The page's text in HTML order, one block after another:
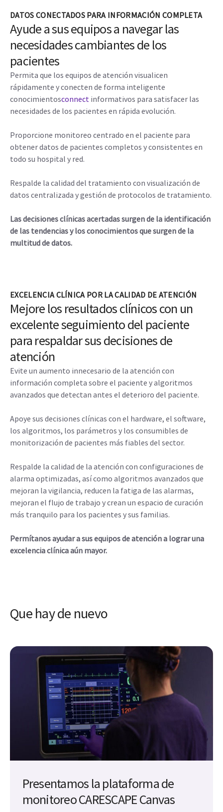
DATOS CONECTADOS PARA INFORMACIÓN COMPLETA
Ayude a sus equipos a navegar las
necesidades cambiantes de los
pacientes
Permita que los equipos de atención visualicen
rápidamente y conecten de forma inteligente
conocimientosconnect informativos para satisfacer las
necesidades de los pacientes en rápida evolución.
Proporcione monitoreo centrado en el paciente para
obtener datos de pacientes completos y consistentes en
todo su hospital y red.
Respalde la calidad del tratamiento con visualización de
datos centralizada y gestión de protocolos de tratamiento.
Las decisiones clínicas acertadas surgen de la identificación
de las tendencias y los conocimientos que surgen de la
multitud de datos.
EXCELENCIA CLÍNICA POR LA CALIDAD DE ATENCIÓN
Mejore los resultados clínicos con un
excelente seguimiento del paciente
para respaldar sus decisiones de
atención
Evite un aumento innecesario de la atención con
información completa sobre el paciente y algoritmos
avanzados que detectan antes el deterioro del paciente.
Apoye sus decisiones clínicas con el hardware, el software,
los algoritmos, los parámetros y los consumibles de
monitorización de pacientes más fiables del sector.
Respalde la calidad de la atención con configuraciones de
alarma optimizadas, así como algoritmos avanzados que
mejoran la vigilancia, reducen la fatiga de las alarmas,
mejoran el flujo de trabajo y crean un espacio de curación
más tranquilo para los pacientes y sus familias.
Permítanos ayudar a sus equipos de atención a lograr una
excelencia clínica aún mayor.
Que hay de nuevo
Presentamos la plataforma de
monitoreo CARESCAPE Canvas